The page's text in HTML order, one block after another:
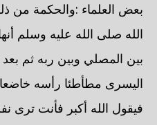
بعض العلماء :والحكمة من
الله صلى الله عليه وسلم
بين المصلي وبين ربه ثم
اليسرى مطأطئا رأسه
فيقول الله أكبر فأنت ترى